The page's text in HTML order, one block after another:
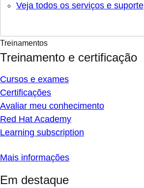
Veja todos os serviços e suporte
Treinamentos
Treinamento e certificação
Cursos e exames
Certificações
Avaliar meu conhecimento
Red Hat Academy
Learning subscription
Mais informações
Em destaque